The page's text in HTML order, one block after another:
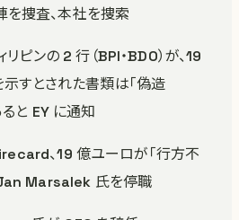
捜査、本社を捜索
ンの 2 行（BPI・BDO）が、19
すとされた書類は「偽造
ると EY に通知
、19 億ユーロが「行方不
Jan Marsalek 氏を停職